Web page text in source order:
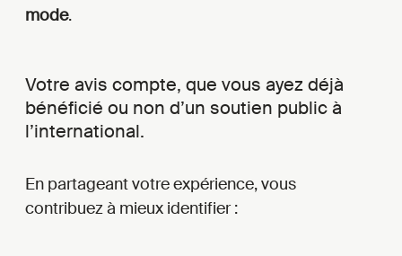
mode.
Votre avis compte, que vous ayez déjà
bénéficié ou non d’un soutien public à
l’international.
En partageant votre expérience, vous
contribuez à mieux identifier :